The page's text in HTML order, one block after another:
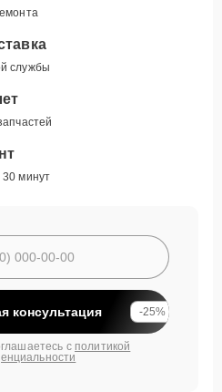
службы
минут
консультация -25%
с политикой